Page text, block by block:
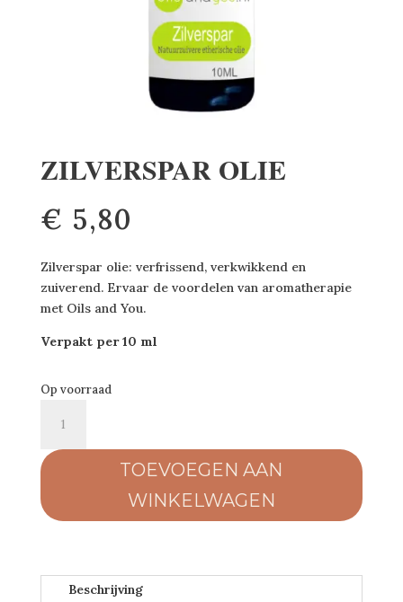
ZILVERSPAR OLIE
€ 5,80
Zilverspar olie: verfrissend, verkwikkend en
zuiverend. Ervaar de voordelen van aromatherapie
met Oils and You.
Verpakt per 10 ml
Op voorraad
aantal
TOEVOEGEN AAN
WINKELWAGEN
Beschrijving